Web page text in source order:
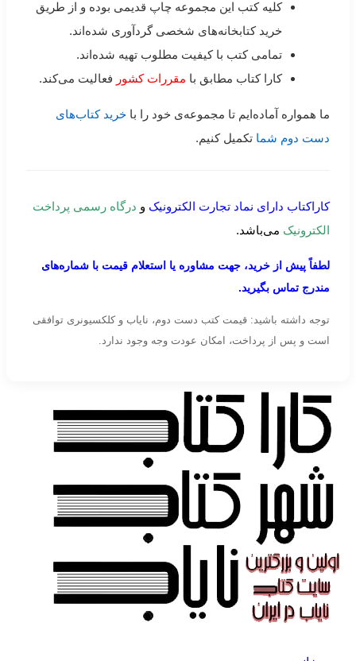
کلیه کتب این مجموعه چاپ قدیمی بوده و از طریق
خرید کتابخانه‌های شخصی گردآوری شده‌اند.
تمامی کتب با کیفیت مطلوب تهیه شده‌اند.
کارا کتاب مطابق با مقررات کشور فعالیت می‌کند.
ما همواره آماده‌ایم تا مجموعه‌ی خود را با خرید کتاب‌های
دست دوم شما تکمیل کنیم.
کاراکتاب دارای نماد تجارت الکترونیک و درگاه رسمی پرداخت
الکترونیک می‌باشد.
لطفاً پیش از خرید، جهت مشاوره یا استعلام قیمت با شماره‌های
مندرج تماس بگیرید.
توجه داشته باشید: قیمت کتب دست دوم، نایاب و کلکسیونری توافقی
است و پس از پرداخت، امکان عودت وجه وجود ندارد.